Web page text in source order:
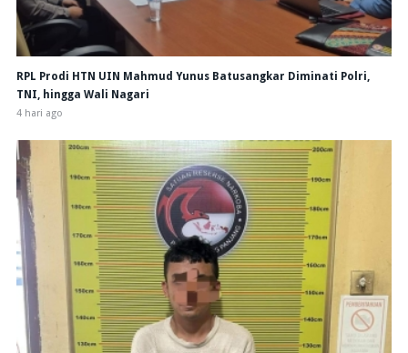
RPL Prodi HTN UIN Mahmud Yunus Batusangkar Diminati Polri,
TNI, hingga Wali Nagari
4 hari ago